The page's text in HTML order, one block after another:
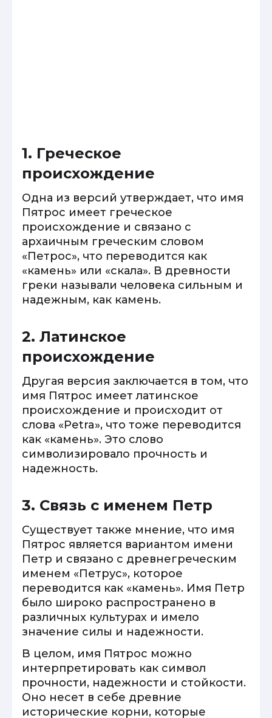
1. Греческое
происхождение
Одна из версий утверждает, что имя
Пятрос имеет греческое
происхождение и связано с
архаичным греческим словом
«Петрос», что переводится как
«камень» или «скала». В древности
греки называли человека сильным и
надежным, как камень.
2. Латинское
происхождение
Другая версия заключается в том, что
имя Пятрос имеет латинское
происхождение и происходит от
слова «Petra», что тоже переводится
как «камень». Это слово
символизировало прочность и
надежность.
3. Связь с именем Петр
Существует также мнение, что имя
Пятрос является вариантом имени
Петр и связано с древнегреческим
именем «Петрус», которое
переводится как «камень». Имя Петр
было широко распространено в
различных культурах и имело
значение силы и надежности.
В целом, имя Пятрос можно
интерпретировать как символ
прочности, надежности и стойкости.
Оно несет в себе древние
исторические корни, которые